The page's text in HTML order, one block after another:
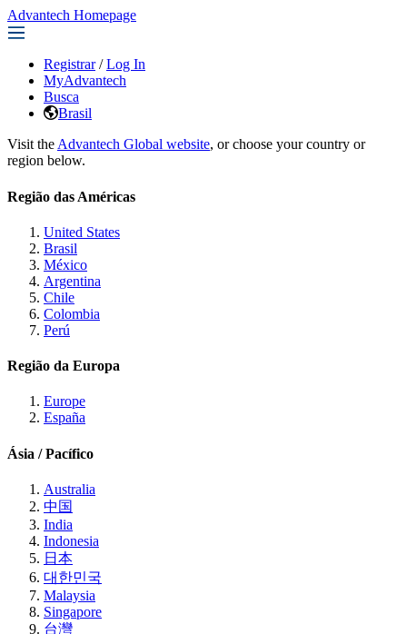
Advantech Homepage
Registrar / Log In
MyAdvantech
Busca
Brasil
Visit the Advantech Global website, or choose your country or
region below.
Região das Américas
United States
Brasil
México
Argentina
Chile
Colombia
Perú
Região da Europa
Europe
España
Ásia / Pacífico
Australia
中国
India
Indonesia
日本
대한민국
Malaysia
Singapore
台灣